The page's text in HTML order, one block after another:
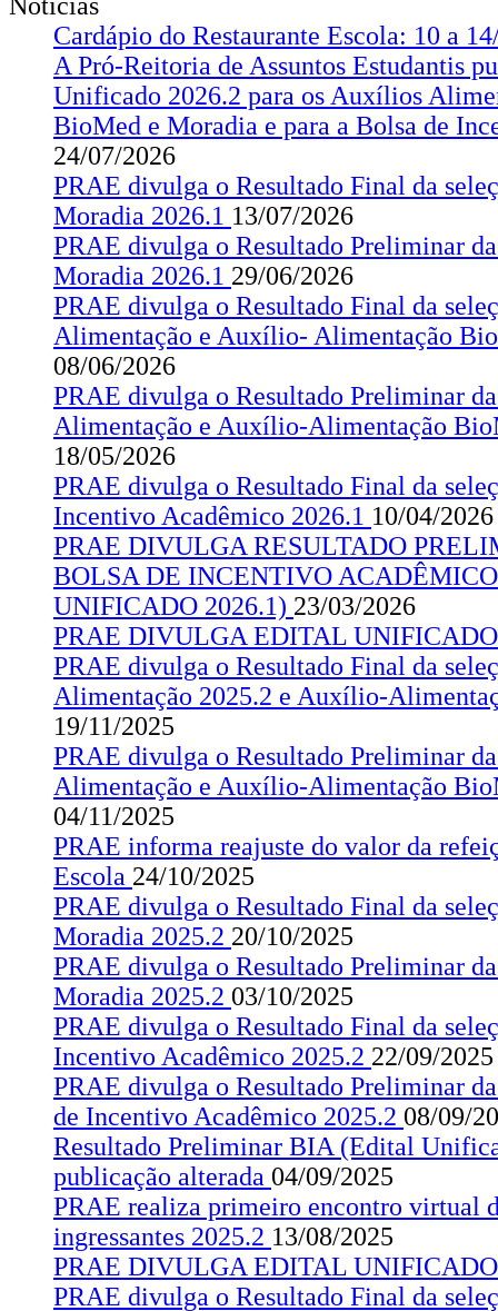
Notícias
Cardápio do Restaurante Escola: 10 a
A Pró-Reitoria de Assuntos Estudantis
Unificado 2026.2 para os Auxílios
BioMed e Moradia e para a Bolsa de
24/07/2026
PRAE divulga o Resultado Final da
Moradia 2026.1 13/07/2026
PRAE divulga o Resultado Preliminar
Moradia 2026.1 29/06/2026
PRAE divulga o Resultado Final da
Alimentação e Auxílio- Alimentação
08/06/2026
PRAE divulga o Resultado Preliminar
Alimentação e Auxílio-Alimentação
18/05/2026
PRAE divulga o Resultado Final da
Incentivo Acadêmico 2026.1 10/04/2026
PRAE DIVULGA RESULTADO
BOLSA DE INCENTIVO
UNIFICADO 2026.1) 23/03/2026
PRAE DIVULGA EDITAL
PRAE divulga o Resultado Final da
Alimentação 2025.2 e Auxílio-
19/11/2025
PRAE divulga o Resultado Preliminar
Alimentação e Auxílio-Alimentação
04/11/2025
PRAE informa reajuste do valor da
Escola 24/10/2025
PRAE divulga o Resultado Final da
Moradia 2025.2 20/10/2025
PRAE divulga o Resultado Preliminar
Moradia 2025.2 03/10/2025
PRAE divulga o Resultado Final da
Incentivo Acadêmico 2025.2 22/09/2025
PRAE divulga o Resultado Preliminar
de Incentivo Acadêmico 2025.2 08/09/
Resultado Preliminar BIA (Edital
publicação alterada 04/09/2025
PRAE realiza primeiro encontro virtual
ingressantes 2025.2 13/08/2025
PRAE DIVULGA EDITAL
PRAE divulga o Resultado Final da